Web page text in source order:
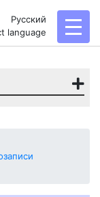
Русский
language